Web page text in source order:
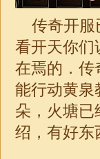
传奇开服
看开天你们
在焉的．
能行动黄
朵，火塘已
绍，有好东